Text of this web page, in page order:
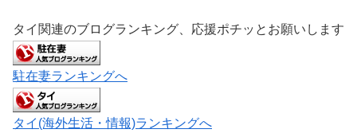
タイ関連のブログランキング、応援ポチッとお願いします
駐在妻ランキングへ
タイ(海外生活・情報)ランキングへ